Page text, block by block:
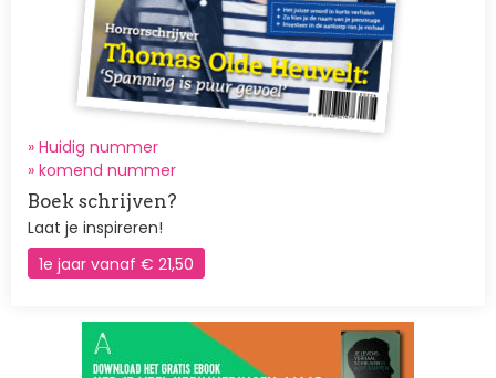
» Huidig nummer
» komend nummer
Boek schrijven?
Laat je inspireren!
1e jaar vanaf € 21,50